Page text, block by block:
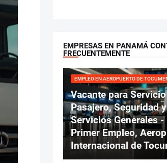
EMPRESAS EN PANAMÁ
FRECUENTEMENTE
EMPLEO EN AEROPUERTO DE
Vacante para
Pasajero, Seguridad y
Servicios Generales -
Primer Empleo,
Internacional de